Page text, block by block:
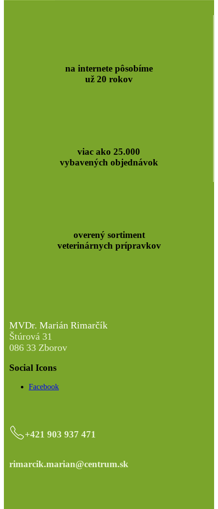
na internete pôsobíme
už 20 rokov
viac ako 25.000
vybavených objednávok
overený sortiment
veterinárnych prípravkov
MVDr. Marián Rimarčík
Štúrová 31
086 33 Zborov
Social Icons
Facebook
+421 903 937 471
rimarcik.marian@centrum.sk